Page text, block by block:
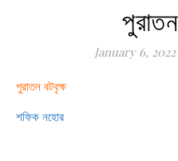
January 6, 2022
পুরাতন বটবৃক্ষ
শফিক নহোর